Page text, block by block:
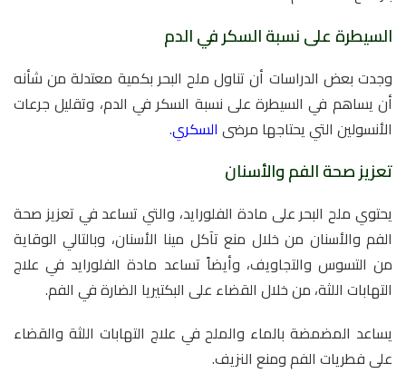
السيطرة على نسبة السكر في الدم
وجدت بعض الدراسات أن تناول ملح البحر بكمية معتدلة من شأنه
أن يساهم في السيطرة على نسبة السكر في الدم، وتقليل جرعات
الأنسولين التي يحتاجها مرضى السكري.
تعزيز صحة الفم والأسنان
يحتوي ملح البحر على مادة الفلورايد، والتي تساعد في تعزيز صحة
الفم والأسنان من خلال منع تآكل مينا الأسنان، وبالتالي الوقاية
من التسوس والتجاويف، وأيضاً تساعد مادة الفلورايد في علاج
التهابات اللثة، من خلال القضاء على البكتيريا الضارة في الفم.
يساعد المضمضة بالماء والملح في علاج التهابات اللثة والقضاء
على فطريات الفم ومنع النزيف.